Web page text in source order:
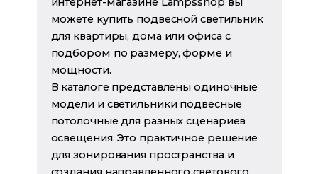
можете купить подвесной светильник
для квартиры, дома или офиса с
подбором по размеру, форме и
мощности.
В каталоге представлены одиночные
модели и светильники подвесные
потолочные для разных сценариев
освещения. Это практичное решение
для зонирования пространства и